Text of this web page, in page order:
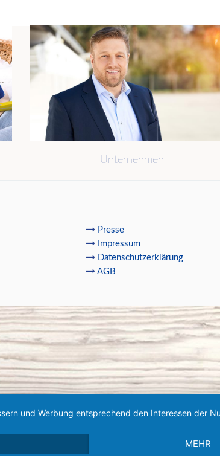
Unternehmen
Presse
Impressum
Datenschutzerklärung
AGB
und Werbung entsprechend den Interessen der
MEHR